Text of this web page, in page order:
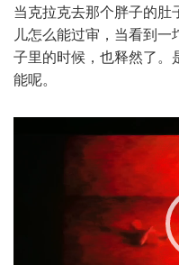
当克拉克去那个胖子的
儿怎么能过审，当看到
子里的时候，也释然了。
能呢。